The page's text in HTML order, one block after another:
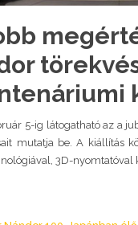
5-ig látogatható az a
mutatja be. A kiállítás
3D-nyomtatóval